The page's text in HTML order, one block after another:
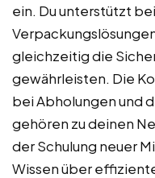
ein. Du unterstützt
gleichzeitig die
gewährleisten. Die
bei Abholungen und
gehören zu deinen
der Schulung neuer
Wissen über